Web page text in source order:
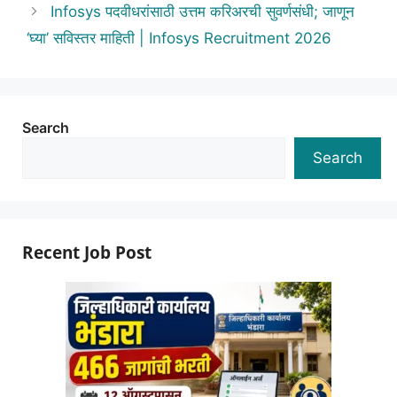
Infosys पदवीधरांसाठी उत्तम करिअरची सुवर्णसंधी; जाणून
‘घ्या’ सविस्तर माहिती | Infosys Recruitment 2026
Search
Search
Recent Job Post